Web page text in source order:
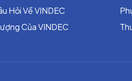
Hỏi Về VINDEC
Của VINDEC